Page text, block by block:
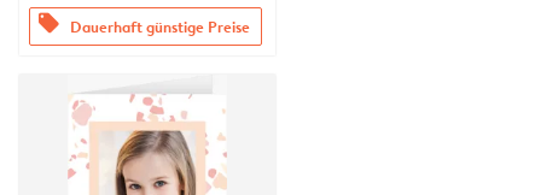
offers Dauerhaft günstige Preise